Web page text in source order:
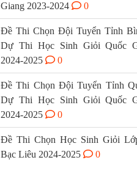
Giang 2023-2024
0
Đề Thi Chọn Đội Tuyển Tỉnh
Dự Thi Học Sinh Giỏi Quốc
2024-2025
0
Đề Thi Chọn Đội Tuyển Tỉnh
Dự Thi Học Sinh Giỏi Quốc
2024-2025
0
Đề Thi Chọn Học Sinh Giỏi
Bạc Liêu 2024-2025
0